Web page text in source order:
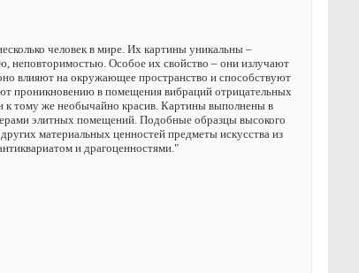
человек в мире. Их картины уникальны –
неповторимостью. Особое их свойство – они излучают
влияют на окружающее пространство и способствуют
проникновению в помещения вибраций отрицательных
к тому же необычайно красив. Картины выполнены в
элитных помещений. Подобные образцы высокого
материальных ценностей предметы искусства из
и драгоценностями."